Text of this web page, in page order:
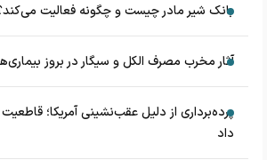
بانک شیر مادر چیست و چگونه فعالیت
آثار مخرب مصرف الکل و سیگار در بروز
پرده‌برداری از دلیل عقب‌نشینی آمریکا؛ قاطعیت
داد